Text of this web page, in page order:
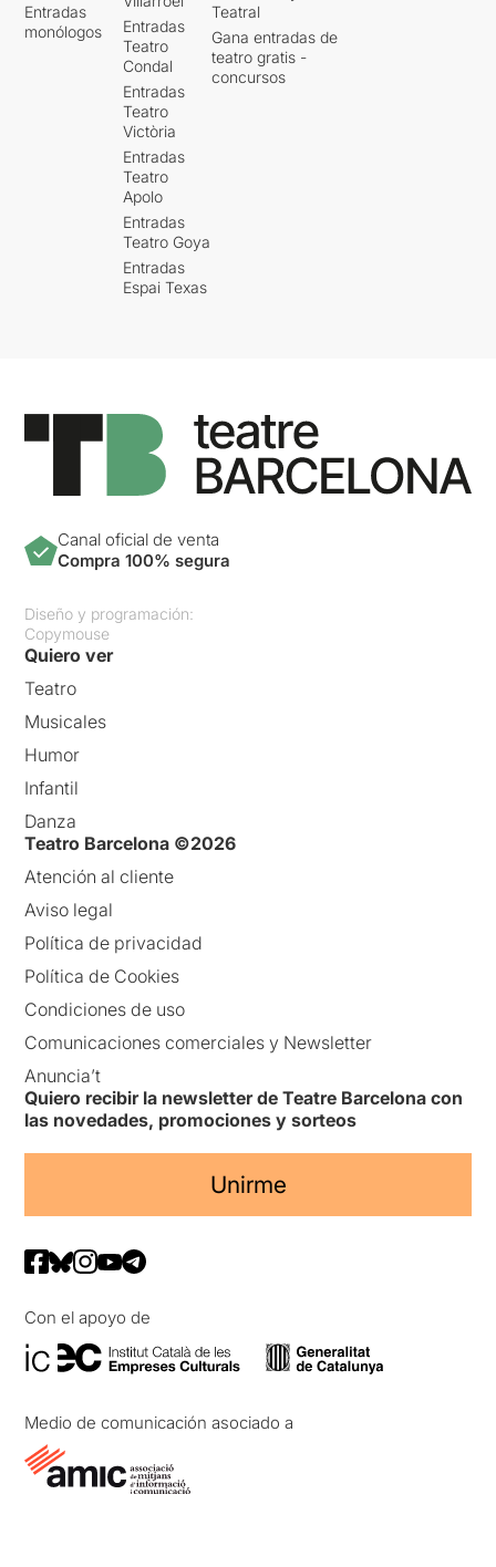
Entradas
monólogos
Entradas
Teatro
Condal
Entradas
Teatro
Victòria
Entradas
Teatro
Apolo
Entradas
Teatro Goya
Entradas
Espai Texas
Teatral
Gana entradas de
teatro gratis -
concursos
Canal oficial de venta
Compra 100% segura
Diseño y programación:
Copymouse
Quiero ver
Teatro
Musicales
Humor
Infantil
Danza
Teatro Barcelona ©2026
Atención al cliente
Aviso legal
Política de privacidad
Política de Cookies
Condiciones de uso
Comunicaciones comerciales y Newsletter
Anuncia’t
Quiero recibir la newsletter de Teatre Barcelona con
las novedades, promociones y sorteos
Unirme
Con el apoyo de
Medio de comunicación asociado a